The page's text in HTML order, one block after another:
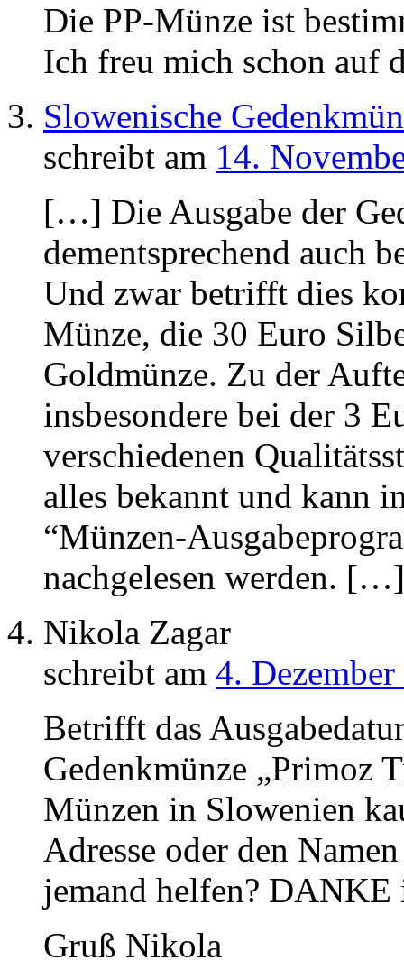
Die PP-Münze ist
Ich freu mich schon auf
Slowenische
schreibt am 14.
[…] Die Ausgabe der
dementsprechend auch
Und zwar betrifft dies
Münze, die 30 Euro
Goldmünze. Zu der
insbesondere bei der 3
verschiedenen
alles bekannt und kann
“Münzen-
nachgelesen werden. […]
Nikola Zagar
schreibt am 4.
Betrifft das
Gedenkmünze „Primoz
Münzen in Slowenien
Adresse oder den
jemand helfen? DANKE
Gruß Nikola